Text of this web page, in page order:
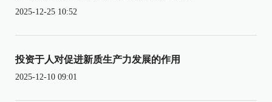
2025-12-25 10:52
投资于人对促进新质生产力发展的作用
2025-12-10 09:01